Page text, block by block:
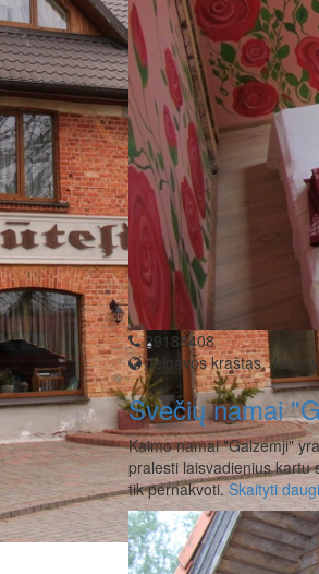
29188408
Jelgavos kraštas,
Svečių namai
Kaimo namai "Galzemji"
pralesti laisvadienius
tik pernakvoti.Skaityti